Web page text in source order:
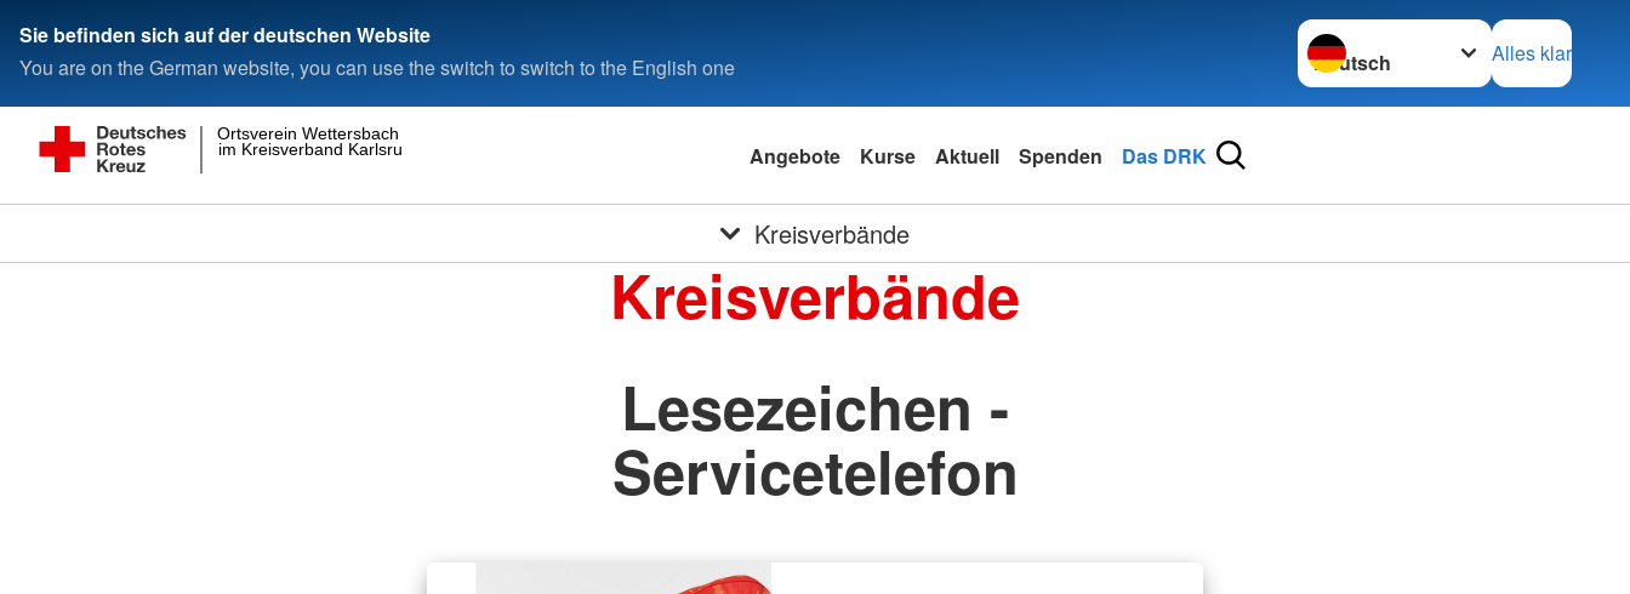
Sie befinden sich auf der deutschen Website
You are on the German website, you can use the switch to switch to the English one
Sprache wechseln zu
Alles klar
im Kreisverband Karlsruhe e.V.
Ortsverein Wettersbach
Angebote Kurse Aktuell Spenden Das DRK
Kreisverbände
Kreisverbände
Lesezeichen -
Servicetelefon